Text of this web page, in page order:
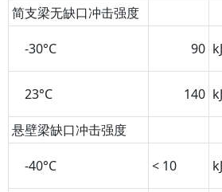
简支梁无缺口冲击强度
-30°C 90
23°C 140
悬壁梁缺口冲击强度
-40°C < 10